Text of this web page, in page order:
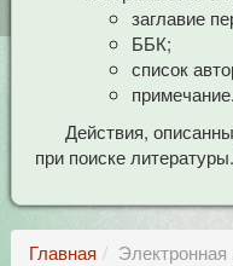
заглавие
ББК;
список
примечание.
Действия,
при поиске
Главная Электронная